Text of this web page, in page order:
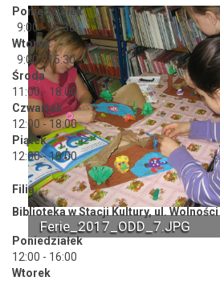
Ferie_2017_ODD_7.JPG
Poniedziałek
9:00 - 15:30
Wtorek
9:00 - 15:30
Środa
11:00 - 18:00
Czwartek
12:00 - 18:00
Piątek
12:00 - 18:00
Filia
Biblioteka w Stacji Kultury, ul. Wolności
Poniedziałek
12:00 - 16:00
Wtorek